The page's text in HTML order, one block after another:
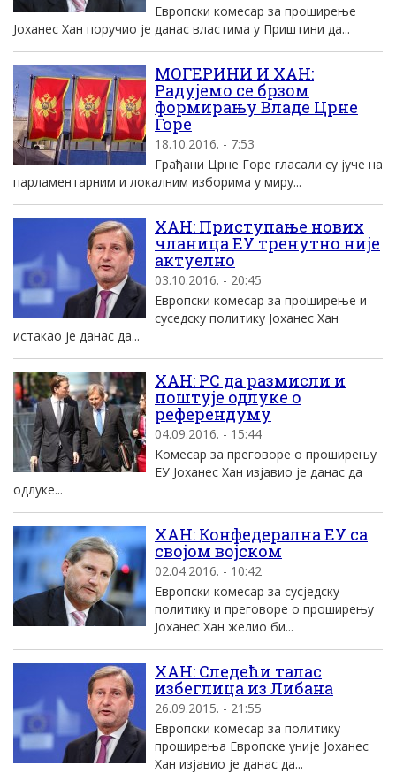
Eвропски комесар за проширење
Jоханес Хан поручио jе данас властима у Приштини да...
MОГЕРИНИ И ХАН:
Радуjемо се брзом
формирању Владе Црне
Горе
18.10.2016. - 7:53
Грађани Црне Горе гласали су jуче на
парламентарним и локалним изборима у миру...
ХАН: Приступање нових
чланица EУ тренутно ниjе
актуелно
03.10.2016. - 20:45
Eвропски комесар за проширење и
суседску политику Jоханес Хан
истакао jе данас да...
ХАН: РС да размисли и
поштуjе одлуке о
референдуму
04.09.2016. - 15:44
Kомесар за преговоре о проширењу
EУ Jоханес Хан изjавио jе данас да
одлуке...
ХАН: Конфедерална ЕУ са
својом војском
02.04.2016. - 10:42
Европски комесар за сусједску
политику и преговоре о проширењу
Јоханес Хан желио би...
ХАН: Следећи талас
избеглица из Либана
26.09.2015. - 21:55
Eвропски комесар за политику
проширења Eвропске униjе Jоханес
Хан изjавио jе данас да...